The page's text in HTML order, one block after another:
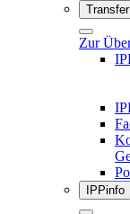
Transfer
Zur
IPPinfo